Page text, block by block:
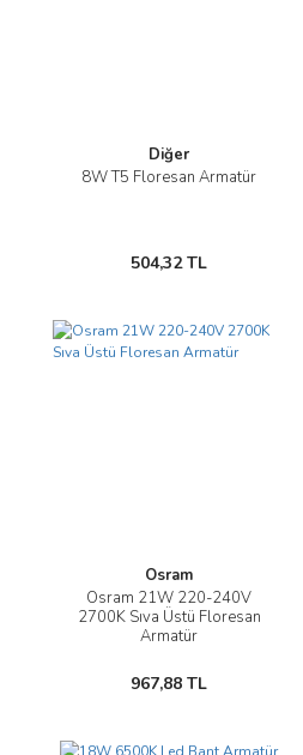
Diğer
8W T5 Floresan Armatür
504,32 TL
Osram
Osram 21W 220-240V
2700K Sıva Üstü Floresan
Armatür
967,88 TL